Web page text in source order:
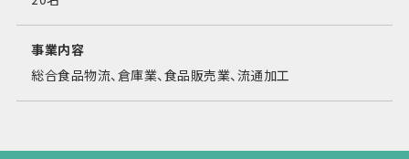
事業内容
総合食品物流、倉庫業、食品販売業、流通加工